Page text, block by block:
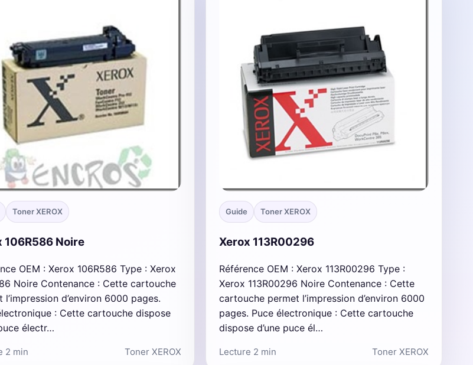
Toner XEROX
106R586 Noire
OEM : Xerox 106R586 Type : Xerox
Noire Contenance : Cette cartouche
l’impression d’environ 6000 pages.
: Cette cartouche dispose
électr…
2 min Toner XEROX
Guide Toner XEROX
Xerox 113R00296
Référence OEM : Xerox 113R00296 Type :
Xerox 113R00296 Noire Contenance : Cette
cartouche permet l’impression d’environ 6000
pages. Puce électronique : Cette cartouche
dispose d’une puce él…
Lecture 2 min Toner XEROX